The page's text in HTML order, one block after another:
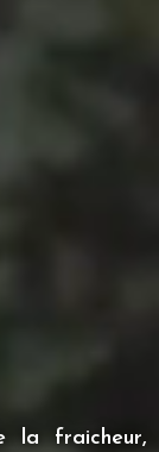
la fraicheur,